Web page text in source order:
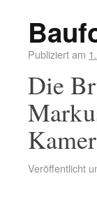
Publiziert am
Die
Veröffentlicht